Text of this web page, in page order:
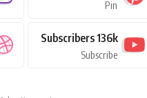
Pin
136k
Subscribers
Subscribe